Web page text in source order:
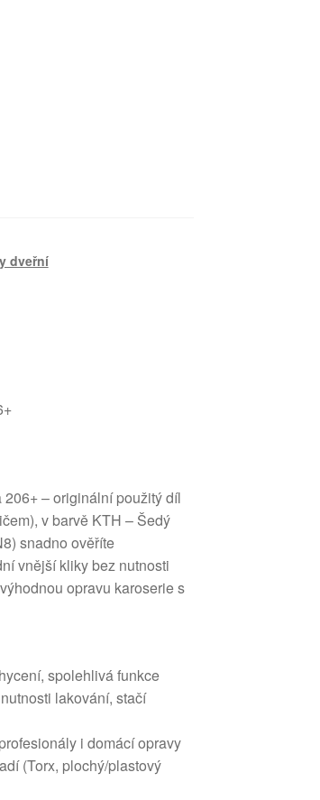
dveřní
– originální použitý díl
v barvě KTH – Šedý
snadno ověříte
vnější kliky bez nutnosti
opravu karoserie s
spolehlivá funkce
lakování, stačí
i domácí opravy
(Torx, plochý/plastový